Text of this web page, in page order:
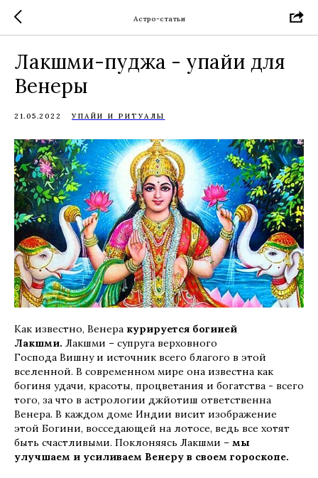
Астро-статьи
Лакшми-пуджа - упайи для
Венеры
21.05.2022 УПАЙИ И РИТУАЛЫ
Как известно, Венера курируется богиней
Лакшми. Лакшми – супруга верховного
Господа Вишну и источник всего благого в этой
вселенной. В современном мире она известна как
богиня удачи, красоты, процветания и богатства - всего
того, за что в астрологии джйотиш ответственна
Венера. В каждом доме Индии висит изображение
этой Богини, восседающей на лотосе, ведь все хотят
быть счастливыми. Поклоняясь Лакшми – мы
улучшаем и усиливаем Венеру в своем гороскопе.